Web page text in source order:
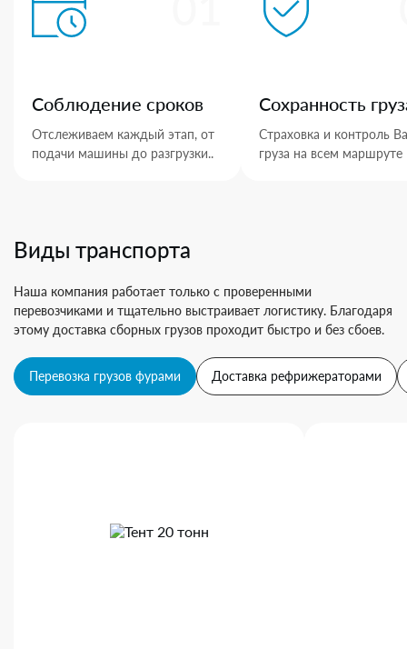
Соблюдение сроков
Отслеживаем каждый этап, от
подачи машины до разгрузки..
Сохранность
Страховка и контроль
груза на всем маршруте
Виды транспорта
Наша компания работает только с проверенными
перевозчиками и тщательно выстраивает логистику. Благодаря
этому доставка сборных грузов проходит быстро и без сбоев.
Перевозка грузов фурами Доставка рефрижераторами